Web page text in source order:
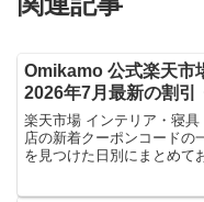
Omikamo 公式楽天市
2026年7月最新の割引
楽天市場 インテリア・寝
店の新着クーポンコードの
を見つけた日別にまとめて